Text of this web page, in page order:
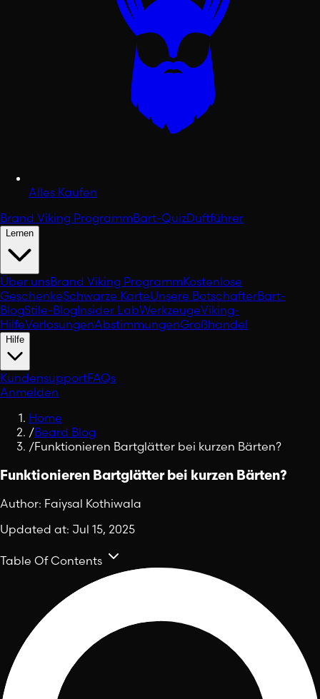
Alles Kaufen
Brand Viking ProgrammBart-QuizDuftführer
Lernen
Über unsBrand Viking ProgrammKostenlose
GeschenkeSchwarze KarteUnsere BotschafterBart-
BlogStile-BlogInsider LabWerkzeugeViking-
HilfeVerlosungenAbstimmungenGroßhandel
Hilfe
KundensupportFAQs
Anmelden
Home
/Beard Blog
/Funktionieren Bartglätter bei kurzen Bärten?
Funktionieren Bartglätter bei kurzen Bärten?
Author: Faiysal Kothiwala
Updated at: Jul 15, 2025
Table Of Contents